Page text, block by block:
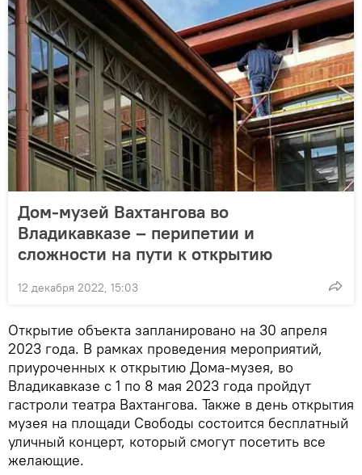
Дом-музей Вахтангова во
Владикавказе – перипетии и
сложности на пути к открытию
12 декабря 2022, 15:03
Открытие объекта запланировано на 30 апреля
2023 года. В рамках проведения мероприятий,
приуроченных к открытию Дома-музея, во
Владикавказе с 1 по 8 мая 2023 года пройдут
гастроли театра Вахтангова. Также в день открытия
музея на площади Свободы состоится бесплатный
уличный концерт, который смогут посетить все
желающие.